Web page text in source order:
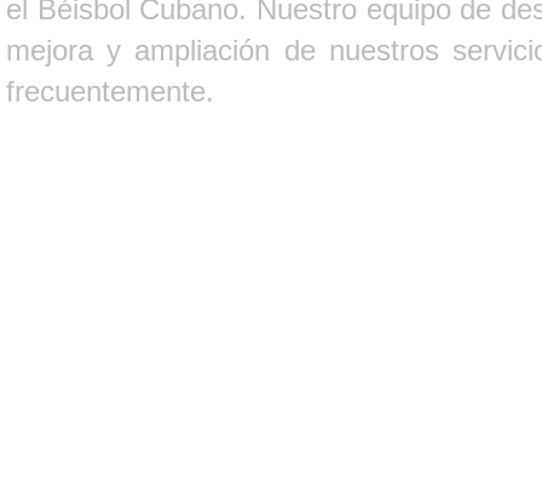
el Béisbol Cubano. Nuestro equipo de
mejora y ampliación de nuestros
frecuentemente.